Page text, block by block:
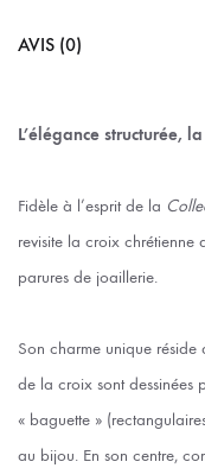
AVIS (0)
L’élégance structurée,
Fidèle à l’esprit de la
revisite la croix chrétienne
parures de joaillerie.
Son charme unique réside
de la croix sont dessinées
« baguette »
au bijou. En son centre,